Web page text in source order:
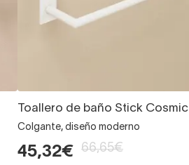
Toallero de baño Stick Cosmic
Colgante, diseño moderno
45,32€ 66,65€